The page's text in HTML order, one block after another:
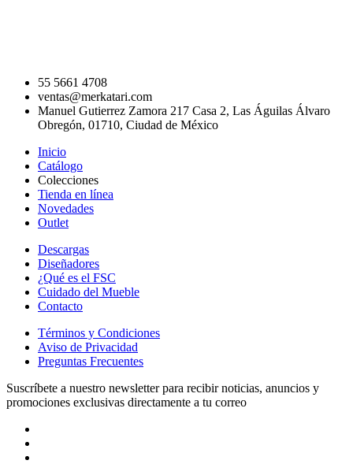
55 5661 4708
ventas@merkatari.com
Manuel Gutierrez Zamora 217 Casa 2, Las Águilas Álvaro
Obregón, 01710, Ciudad de México
Inicio
Catálogo
Colecciones
Tienda en línea
Novedades
Outlet
Descargas
Diseñadores
¿Qué es el FSC
Cuidado del Mueble
Contacto
Términos y Condiciones
Aviso de Privacidad
Preguntas Frecuentes
Suscríbete a nuestro newsletter para recibir noticias, anuncios y
promociones exclusivas directamente a tu correo